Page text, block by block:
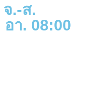
.-ส.
า. 08:00